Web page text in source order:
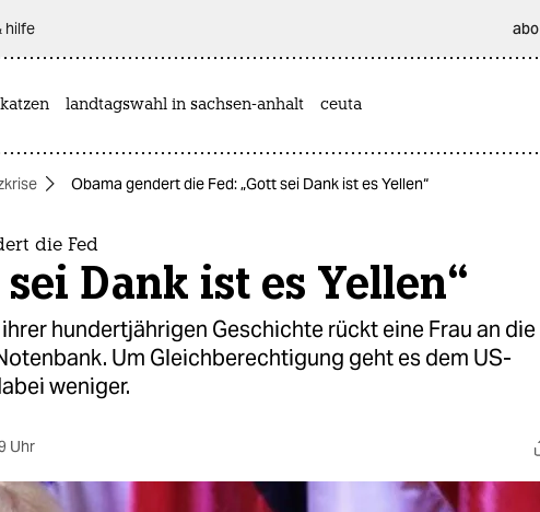
hilfe abo
katzen landtagswahl in sachsen-anhalt ceuta
Obama gendert die Fed: „Gott sei Dank ist es Yellen“
die Fed
sei Dank ist es Yellen“
hundertjährigen Geschichte rückt eine Frau an die
Um Gleichberechtigung geht es dem US-
weniger.
Uhr